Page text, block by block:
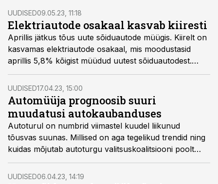
UUDISED09.05.23, 11:18
Elektriautode osakaal kasvab kiiresti
Aprillis jätkus tõus uute sõiduautode müügis. Kiirelt on
kasvamas elektriautode osakaal, mis moodustasid
aprillis 5,8% kõigist müüdud uutest sõiduautodest.
Võrreldes eelmise kuuga vahetus automarkide
edetabelis liider.
UUDISED17.04.23, 15:00
Automüüja prognoosib suuri
muudatusi autokaubanduses
Autoturul on numbrid viimastel kuudel liikunud
tõusvas suunas. Millised on aga tegelikud trendid ning
kuidas mõjutab autoturgu valitsuskoalitsiooni poolt
planeeritav automaks, rääkis intervjuus Amservi
tegevjuhi Rene Vareki.
UUDISED06.04.23, 14:19